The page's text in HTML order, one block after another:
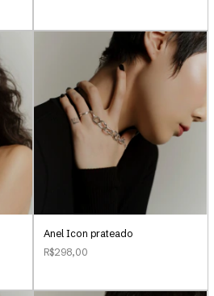
Anel Icon prateado
R$298,00